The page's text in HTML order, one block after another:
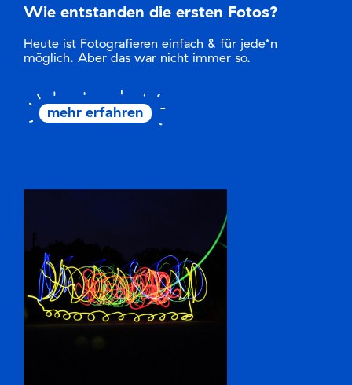
Wie entstanden die ersten Fotos?
Heute ist Fotografieren einfach & für jede*n
möglich. Aber das war nicht immer so.
mehr erfahren